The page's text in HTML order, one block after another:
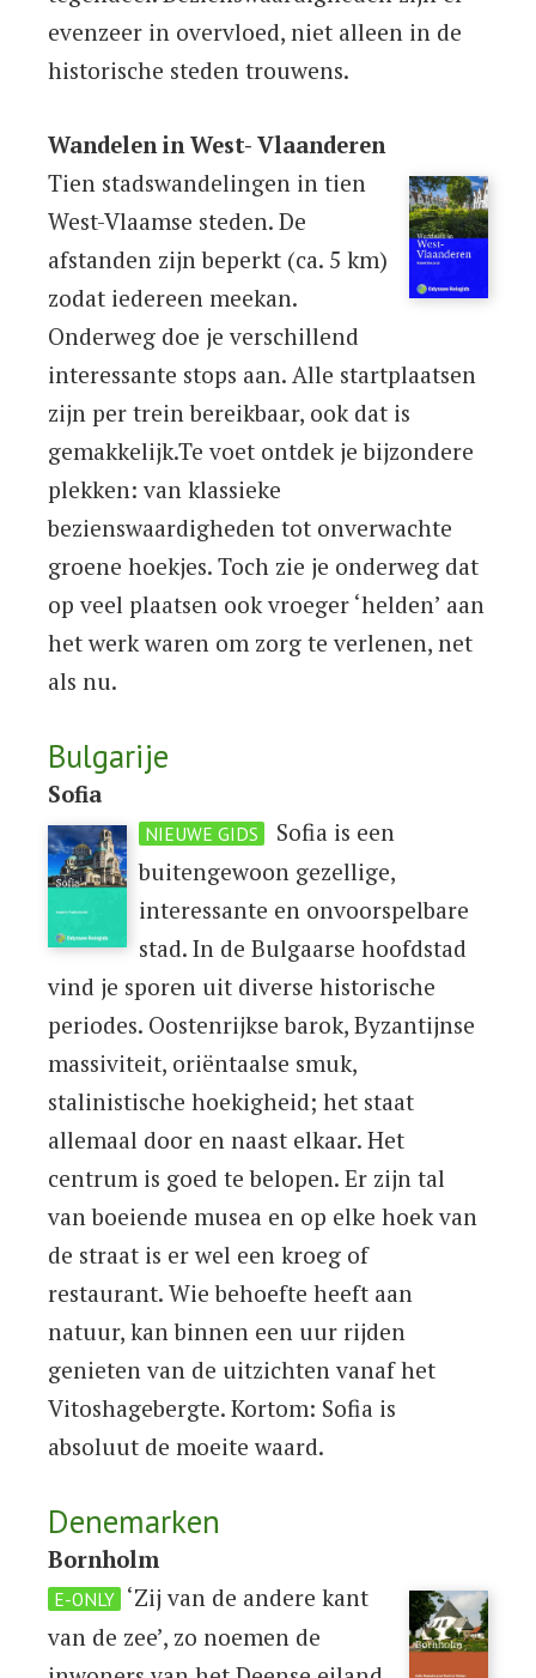
evenzeer in overvloed, niet alleen in de
historische steden trouwens.
Wandelen in West- Vlaanderen
Tien stadswandelingen in tien
West-Vlaamse steden. De
afstanden zijn beperkt (ca. 5 km)
zodat iedereen meekan.
Onderweg doe je verschillend
interessante stops aan. Alle startplaatsen
zijn per trein bereikbaar, ook dat is
gemakkelijk.Te voet ontdek je bijzondere
plekken: van klassieke
bezienswaardigheden tot onverwachte
groene hoekjes. Toch zie je onderweg dat
op veel plaatsen ook vroeger ‘helden’ aan
het werk waren om zorg te verlenen, net
als nu.
Bulgarije
Sofia
NIEUWE GIDS
Sofia is een
buitengewoon gezellige,
interessante en onvoorspelbare
stad. In de Bulgaarse hoofdstad
vind je sporen uit diverse historische
periodes. Oostenrijkse barok, Byzantijnse
massiviteit, oriëntaalse smuk,
stalinistische hoekigheid; het staat
allemaal door en naast elkaar. Het
centrum is goed te belopen. Er zijn tal
van boeiende musea en op elke hoek van
de straat is er wel een kroeg of
restaurant. Wie behoefte heeft aan
natuur, kan binnen een uur rijden
genieten van de uitzichten vanaf het
Vitoshagebergte. Kortom: Sofia is
absoluut de moeite waard.
Denemarken
Bornholm
E-ONLY ‘Zij van de andere kant
van de zee’, zo noemen de